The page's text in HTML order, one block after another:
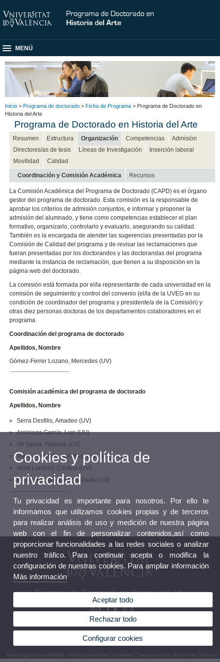
MENÚ
Inicio > Programa de doctorado > Ficha de Programa > Programa de Doctorado en
Historia del Arte
Programa de Doctorado en Historia del Arte
Resumen Estructura Organización Competencias
Admisión
Directores/as de tesis
Líneas de Investigación
Inserción laboral
Movilidad
Calidad
Coordinación y Comisión Académica Recursos
La Comisión Académica del Programa de Doctorado (CAPD) es el órgano
gestor del programa de doctorado. Esta comisión es la responsable de
aprobar los criterios de admisión conjuntos, e informar y proponer la
admisión del alumnado, y tiene como competencias establecer el plan
formativo, organizarlo, controlarlo y evaluarlo, asegurando su calidad.
También es la encargada de atender las sugerencias presentadas por la
Comisión de Calidad del programa y de revisar las reclamaciones que
fueran presentadas por los doctorandos y las doctorandas del programa
mediante la instancia de reclamación, que tienen a su disposición en la
página web del doctorado.
La comisión está formada por el/la representante de cada universidad en la
comisión de seguimiento y control del convenio (el/la de la UVEG en su
condición de coordinador del programa y presidente/a de la Comisión) y
otras diez personas doctoras de los departamentos colaboradores en el
programa.
Coordinación del programa de doctorado
Apellidos, Nombre
Gómez-Ferrer Lozano, Mercedes (UV)
Comisión académica del programa de doctorado
Apellidos, Nombre
Serra Desfilis, Amadeo (UV)
Arciniega García, Luis (UV)
Gil Saura, Yolanda (UV)
Vives-Ferrándiz Sánchez, Luis (UV)
Vidal Lorenzo, Cristina (UV)
Rodríguez Moya, Inmaculada (UJI)
Programa de Doctorado en Historia del Arte
© 2026 UV. - Av. Blasco Ibáñez, 28. 46010 Valencia. Tel.: 963864241
Aviso legal Accesibilidad Política privacidad Cookies Transparencia Buzón de Contacto
Cookies y política de
privacidad
Tu privacidad es importante para nosotros. Por ello te
informamos que utilizamos cookies propias y de terceros
para realizar análisis de uso y medición de nuestra página
web con el fin de personalizar contenidos,así como
proporcionar funcionalidades a las redes sociales o analizar
nuestro tráfico. Para continuar acepta o modifica la
configuración de nuestras cookies. Para ampliar información
Más información
Aceptar todo
Rechazar todo
Configurar cookies